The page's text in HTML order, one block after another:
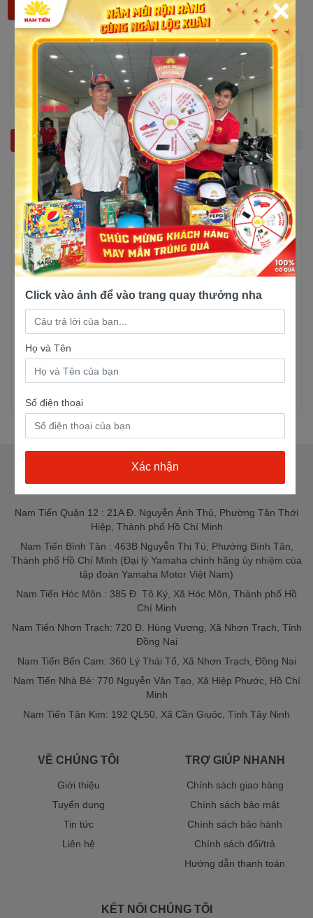
Thông tin sản phẩm
Chưa có thông tin!
Sản phẩm liên quan
Yamaha Jupiter Finn
30,000,000đ
CỬA HÀNG XE MÁY NAM TIẾN
Nam Tiến Quận 12 : 21A Đ. Nguyễn Ảnh Thủ, Phường Tân Thới
Hiệp, Thành phố Hồ Chí Minh
Nam Tiến Bình Tân : 463B Nguyễn Thị Tú, Phường Bình Tân,
Thành phố Hồ Chí Minh (Đại lý Yamaha chính hãng ủy nhiệm của
tập đoàn Yamaha Motor Việt Nam)
Nam Tiến Hóc Môn : 385 Đ. Tô Ký, Xã Hóc Môn, Thành phố Hồ
Chí Minh
Nam Tiến Nhơn Trạch: 720 Đ. Hùng Vương, Xã Nhơn Trạch, Tỉnh
Đồng Nai
Nam Tiến Bến Cam: 360 Lý Thái Tổ, Xã Nhơn Trạch, Đồng Nai
Nam Tiến Nhà Bè: 770 Nguyễn Văn Tạo, Xã Hiệp Phước, Hồ Chí
Minh
Nam Tiến Tân Kim: 192 QL50, Xã Cần Giuộc, Tỉnh Tây Ninh
VỀ CHÚNG TÔI
Giới thiệu
Tuyển dụng
Tin tức
Liên hệ
TRỢ GIÚP NHANH
Chính sách giao hàng
Chính sách bảo mật
Chính sách bảo hành
Chính sách đổi/trả
Hướng dẫn thanh toán
KẾT NỐI CHÚNG TÔI
Click vào ảnh để vào trang quay thưởng nha
Họ và Tên
Số điện thoại